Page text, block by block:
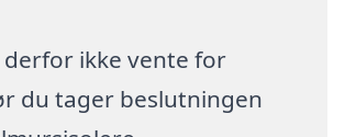
derfor ikke vente for
du tager beslutningen